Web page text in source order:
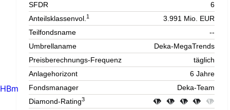
SFDR
6
Anteilsklassenvol.1
3.991 Mio. EUR
Teilfondsname
--
Umbrellaname
Deka-MegaTrends
Preisberechnungs-Frequenz
täglich
Anlagehorizont
6 Jahre
Fondsmanager
Deka-Team
Diamond-Rating3
HBm